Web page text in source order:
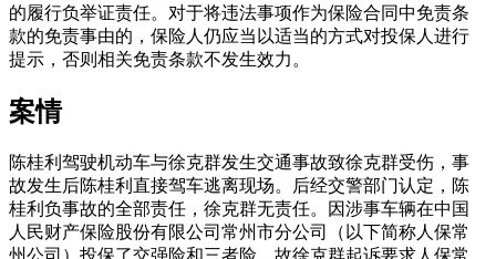
的履行负举证责任。对于将违法事项作为保险合同中免责条
款的免责事由的，保险人仍应当以适当的方式对投保人进行
提示，否则相关免责条款不发生效力。
案情
陈桂利驾驶机动车与徐克群发生交通事故致徐克群受伤，事
故发生后陈桂利直接驾车逃离现场。后经交警部门认定，陈
桂利负事故的全部责任，徐克群无责任。因涉事车辆在中国
人民财产保险股份有限公司常州市分公司（以下简称人保常
州公司）投保了交强险和三者险，故徐克群起诉要求人保常